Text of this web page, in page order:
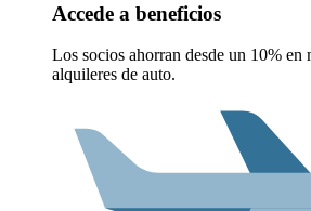
Accede a beneficios
Los socios ahorran desde un 10% en
alquileres de auto.